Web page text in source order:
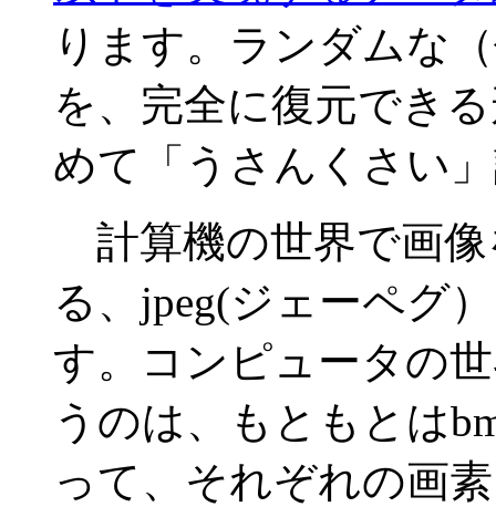
ります。ランダムな
を、完全に復元でき
めて「うさんくさい
計算機の世界で画
る、jpeg(ジェーペグ
す。コンピュータの
うのは、もともとは
って、それぞれの画